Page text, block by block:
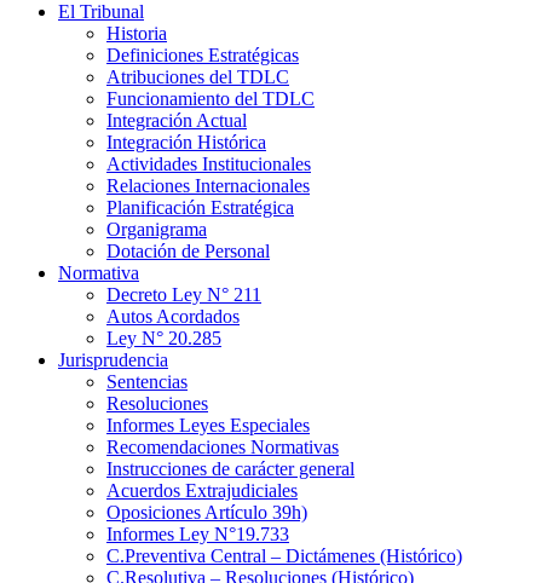
El Tribunal
Historia
Definiciones Estratégicas
Atribuciones del TDLC
Funcionamiento del TDLC
Integración Actual
Integración Histórica
Actividades Institucionales
Relaciones Internacionales
Planificación Estratégica
Organigrama
Dotación de Personal
Normativa
Decreto Ley N° 211
Autos Acordados
Ley N° 20.285
Jurisprudencia
Sentencias
Resoluciones
Informes Leyes Especiales
Recomendaciones Normativas
Instrucciones de carácter general
Acuerdos Extrajudiciales
Oposiciones Artículo 39h)
Informes Ley N°19.733
C.Preventiva Central – Dictámenes (Histórico)
C.Resolutiva – Resoluciones (Histórico)